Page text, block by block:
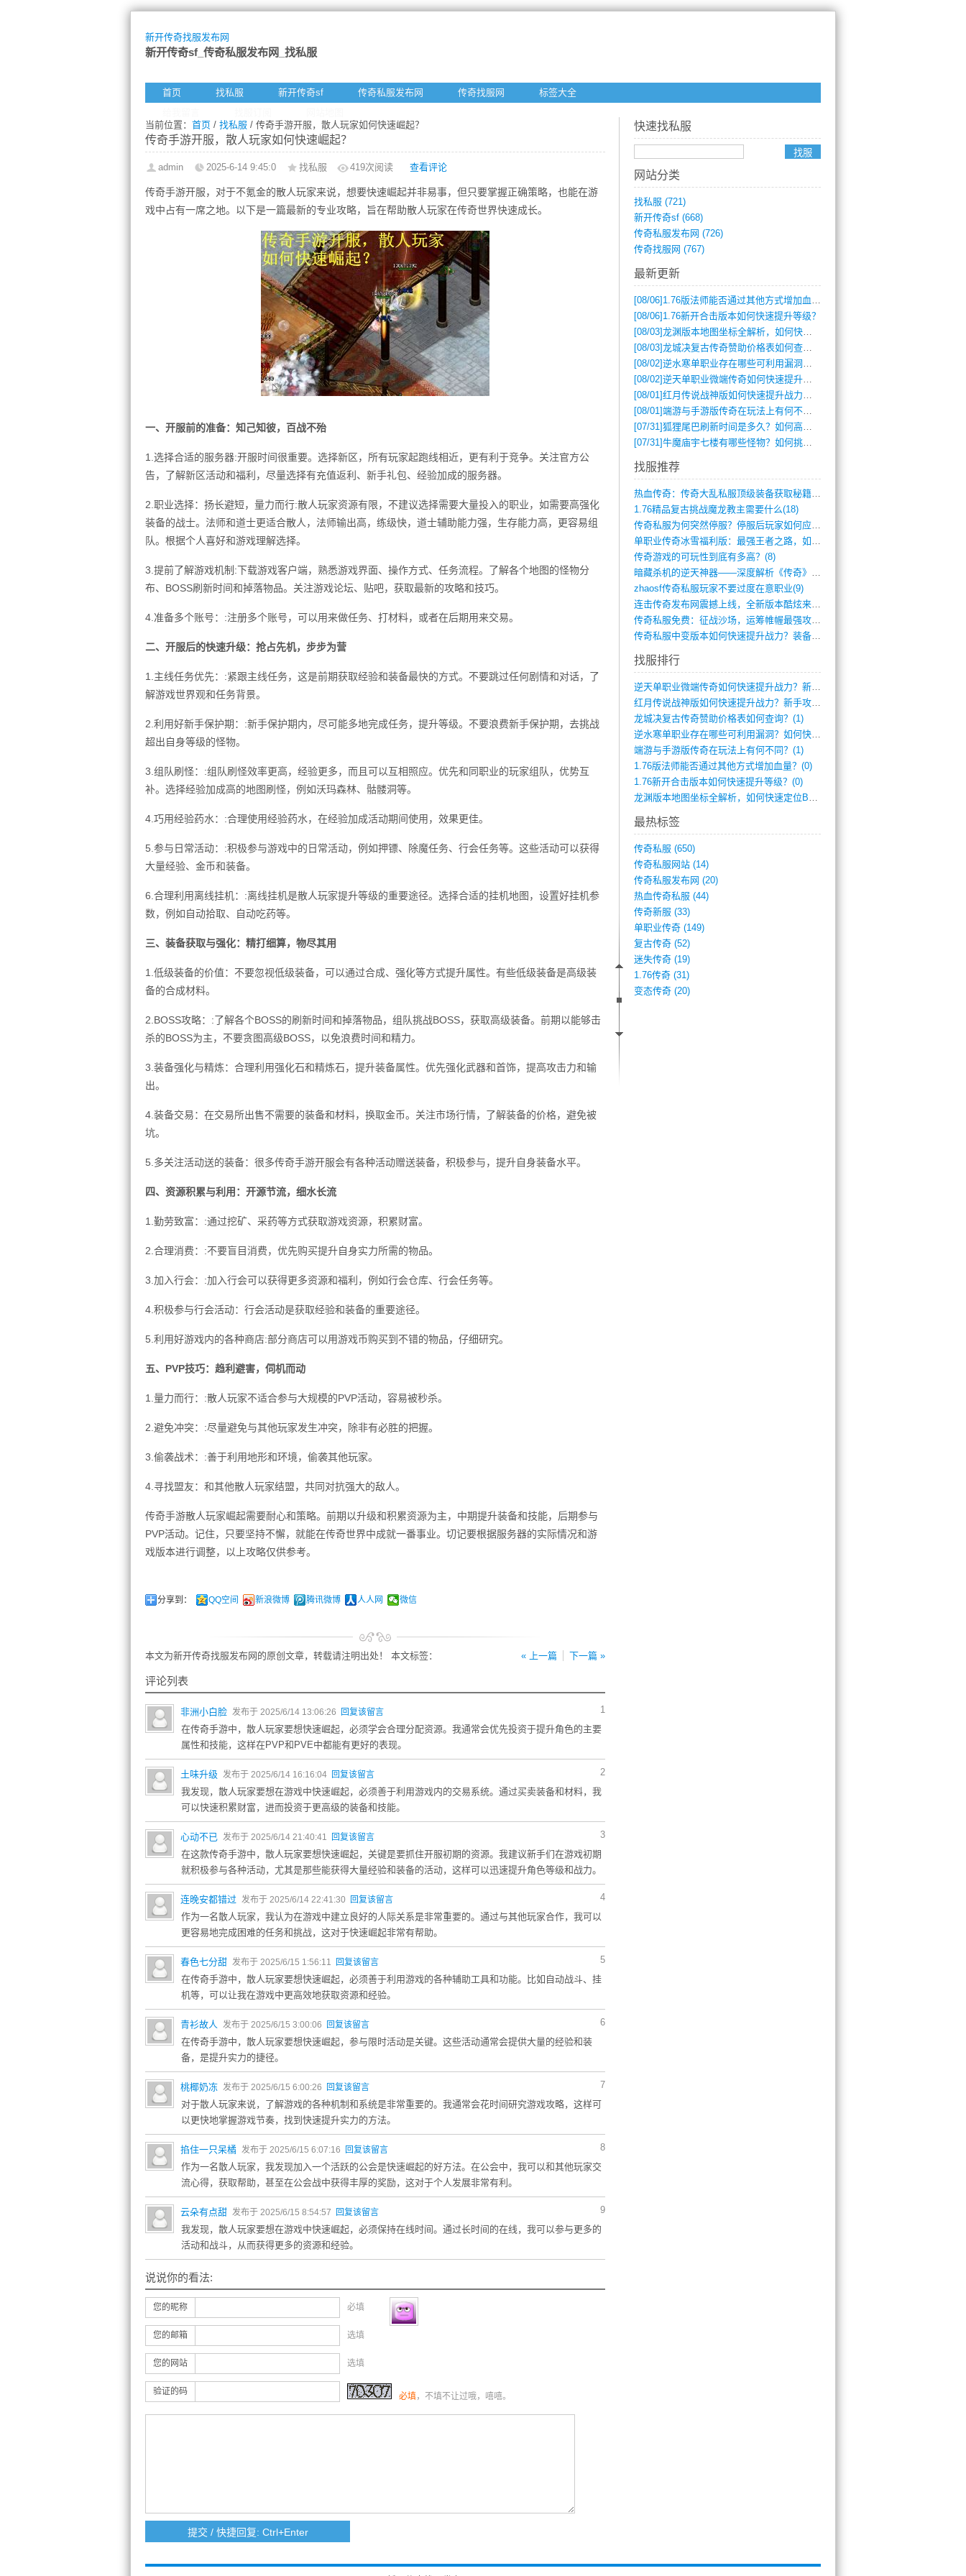
新开传奇找服发布网
新开传奇sf_传奇私服发布网_找私服
首页 找私服 新开传奇sf 传奇私服发布网 传奇找服网
标签大全
当前位置： 首页 / 找私服 / 传奇手游开服，散人玩家如何快速崛起？
传奇手游开服，散人玩家如何快速崛起？
admin 2025-6-14 9:45:0 找私服 419次阅读 查看评论
传奇手游开服，对于不氪金的散人玩家来说，想要快速崛起并非易事，但只要掌握正确策略，也能在游
戏中占有一席之地。以下是一篇最新的专业攻略，旨在帮助散人玩家在传奇世界快速成长。
一、开服前的准备：知己知彼，百战不殆
1.选择合适的服务器:开服时间很重要。选择新区，所有玩家起跑线相近，更有利于竞争。关注官方公
告，了解新区活动和福利，尽量选择有充值返利、新手礼包、经验加成的服务器。
2.职业选择：扬长避短，量力而行:散人玩家资源有限，不建议选择需要大量投入的职业，如需要高强化
装备的战士。法师和道士更适合散人，法师输出高，练级快，道士辅助能力强，生存能力高，更容易组
队。根据个人喜好和游戏理解选择。
3.提前了解游戏机制:下载游戏客户端，熟悉游戏界面、操作方式、任务流程。了解各个地图的怪物分
布、BOSS刷新时间和掉落物品。关注游戏论坛、贴吧，获取最新的攻略和技巧。
4.准备多个账号：:注册多个账号，可以用来做任务、打材料，或者在后期用来交易。
二、开服后的快速升级：抢占先机，步步为营
1.主线任务优先：:紧跟主线任务，这是前期获取经验和装备最快的方式。不要跳过任何剧情和对话，了
解游戏世界观和任务背景。
2.利用好新手保护期：:新手保护期内，尽可能多地完成任务，提升等级。不要浪费新手保护期，去挑战
超出自身等级的怪物。
3.组队刷怪：:组队刷怪效率更高，经验更多，而且可以互相照应。优先和同职业的玩家组队，优势互
补。选择经验加成高的地图刷怪，例如沃玛森林、骷髅洞等。
4.巧用经验药水：:合理使用经验药水，在经验加成活动期间使用，效果更佳。
5.参与日常活动：:积极参与游戏中的日常活动，例如押镖、除魔任务、行会任务等。这些活动可以获得
大量经验、金币和装备。
6.合理利用离线挂机：:离线挂机是散人玩家提升等级的重要途径。选择合适的挂机地图，设置好挂机参
数，例如自动拾取、自动吃药等。
三、装备获取与强化：精打细算，物尽其用
1.低级装备的价值：不要忽视低级装备，可以通过合成、强化等方式提升属性。有些低级装备是高级装
备的合成材料。
2.BOSS攻略：:了解各个BOSS的刷新时间和掉落物品，组队挑战BOSS，获取高级装备。前期以能够击
杀的BOSS为主，不要贪图高级BOSS，以免浪费时间和精力。
3.装备强化与精炼：合理利用强化石和精炼石，提升装备属性。优先强化武器和首饰，提高攻击力和输
出。
4.装备交易：在交易所出售不需要的装备和材料，换取金币。关注市场行情，了解装备的价格，避免被
坑。
5.多关注活动送的装备：很多传奇手游开服会有各种活动赠送装备，积极参与，提升自身装备水平。
四、资源积累与利用：开源节流，细水长流
1.勤劳致富：:通过挖矿、采药等方式获取游戏资源，积累财富。
2.合理消费：:不要盲目消费，优先购买提升自身实力所需的物品。
3.加入行会：:加入行会可以获得更多资源和福利，例如行会仓库、行会任务等。
4.积极参与行会活动：行会活动是获取经验和装备的重要途径。
5.利用好游戏内的各种商店:部分商店可以用游戏币购买到不错的物品，仔细研究。
五、PVP技巧：趋利避害，伺机而动
1.量力而行：:散人玩家不适合参与大规模的PVP活动，容易被秒杀。
2.避免冲突：:尽量避免与其他玩家发生冲突，除非有必胜的把握。
3.偷袭战术：:善于利用地形和环境，偷袭其他玩家。
4.寻找盟友：和其他散人玩家结盟，共同对抗强大的敌人。
传奇手游散人玩家崛起需要耐心和策略。前期以升级和积累资源为主，中期提升装备和技能，后期参与
PVP活动。记住，只要坚持不懈，就能在传奇世界中成就一番事业。切记要根据服务器的实际情况和游
戏版本进行调整，以上攻略仅供参考。
分享到： QQ空间 新浪微博 腾讯微博 人人网 微信
« 上一篇 下一篇 »
本文为新开传奇找服发布网的原创文章，转载请注明出处！ 本文标签：
评论列表
1
非洲小白脸 发布于 2025/6/14 13:06:26 回复该留言
在传奇手游中，散人玩家要想快速崛起，必须学会合理分配资源。我通常会优先投资于提升角色的主要
属性和技能，这样在PVP和PVE中都能有更好的表现。
2
土味升级 发布于 2025/6/14 16:16:04 回复该留言
我发现，散人玩家要想在游戏中快速崛起，必须善于利用游戏内的交易系统。通过买卖装备和材料，我
可以快速积累财富，进而投资于更高级的装备和技能。
3
心动不已 发布于 2025/6/14 21:40:41 回复该留言
在这款传奇手游中，散人玩家要想快速崛起，关键是要抓住开服初期的资源。我建议新手们在游戏初期
就积极参与各种活动，尤其是那些能获得大量经验和装备的活动，这样可以迅速提升角色等级和战力。
4
连晚安都错过 发布于 2025/6/14 22:41:30 回复该留言
作为一名散人玩家，我认为在游戏中建立良好的人际关系是非常重要的。通过与其他玩家合作，我可以
更容易地完成困难的任务和挑战，这对于快速崛起非常有帮助。
5
春色七分甜 发布于 2025/6/15 1:56:11 回复该留言
在传奇手游中，散人玩家要想快速崛起，必须善于利用游戏的各种辅助工具和功能。比如自动战斗、挂
机等，可以让我在游戏中更高效地获取资源和经验。
6
青衫故人 发布于 2025/6/15 3:00:06 回复该留言
在传奇手游中，散人玩家要想快速崛起，参与限时活动是关键。这些活动通常会提供大量的经验和装
备，是提升实力的捷径。
7
桃椰奶冻 发布于 2025/6/15 6:00:26 回复该留言
对于散人玩家来说，了解游戏的各种机制和系统是非常重要的。我通常会花时间研究游戏攻略，这样可
以更快地掌握游戏节奏，找到快速提升实力的方法。
8
掐住一只呆橘 发布于 2025/6/15 6:07:16 回复该留言
作为一名散人玩家，我发现加入一个活跃的公会是快速崛起的好方法。在公会中，我可以和其他玩家交
流心得，获取帮助，甚至在公会战中获得丰厚的奖励，这对于个人发展非常有利。
9
云朵有点甜 发布于 2025/6/15 8:54:57 回复该留言
我发现，散人玩家要想在游戏中快速崛起，必须保持在线时间。通过长时间的在线，我可以参与更多的
活动和战斗，从而获得更多的资源和经验。
说说你的看法:
您的昵称 必填
您的邮箱 选填
您的网站 选填
验证的码 必填，不填不让过哦，嘻嘻。
快速找私服
网站分类
找私服 (721)
新开传奇sf (668)
传奇私服发布网 (726)
传奇找服网 (767)
最新更新
[08/06] 1.76版法师能否通过其他方式增加血量？
[08/06] 1.76新开合击版本如何快速提升等级？
[08/03]龙渊版本地图坐标全解析，如何快速定位BOSS位置？
[08/03]龙城决复古传奇赞助价格表如何查询？
[08/02]逆水寒单职业存在哪些可利用漏洞？如何快速提升战力？
[08/02]逆天单职业微端传奇如何快速提升战力？新手必看攻略
[08/01]红月传说战神版如何快速提升战力？新手攻略全解析？
[08/01]端游与手游版传奇在玩法上有何不同？
[07/31]狐狸尾巴刷新时间是多久？如何高效获取传奇手游中的狐狸尾巴？
[07/31]牛魔庙宇七楼有哪些怪物？如何挑战它们？
找服推荐
热血传奇：传奇大乱私服顶级装备获取秘籍(887)
1.76精品复古挑战魔龙教主需要什么(18)
传奇私服为何突然停服？停服后玩家如何应对(744)
单职业传奇冰雪福利版：最强王者之路，如何(659)
传奇游戏的可玩性到底有多高？(8)
暗藏杀机的逆天神器——深度解析《传奇》祈(374)
zhaosf传奇私服玩家不要过度在意职业(9)
连击传奇发布网震撼上线，全新版本酷炫来袭(12)
传奇私服免费：征战沙场，运筹帷幄最强攻城(516)
传奇私服中变版本如何快速提升战力？装备强(1012)
找服排行
逆天单职业微端传奇如何快速提升战力？新手(2)
红月传说战神版如何快速提升战力？新手攻略(2)
龙城决复古传奇赞助价格表如何查询？(1)
逆水寒单职业存在哪些可利用漏洞？如何快速(1)
端游与手游版传奇在玩法上有何不同？(1)
1.76版法师能否通过其他方式增加血量？(0)
1.76新开合击版本如何快速提升等级？(0)
龙渊版本地图坐标全解析，如何快速定位BO(0)
最热标签
传奇私服 (650)
传奇私服网站 (14)
传奇私服发布网 (20)
热血传奇私服 (44)
传奇新服 (33)
单职业传奇 (149)
复古传奇 (52)
迷失传奇 (19)
1.76传奇 (31)
变态传奇 (20)